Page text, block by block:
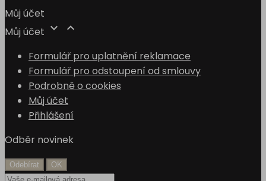
Můj účet
Můj účet  
Formulář pro uplatnění reklamace
Formulář pro odstoupení od smlouvy
Podrobně o cookies
Můj účet
Přihlášení
Odběr novinek